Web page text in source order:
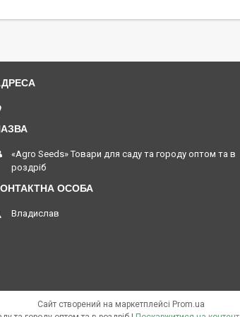
«Agro Seeds» Товари для саду та городу оптом та в
роздріб
Владислав
Сайт створений на маркетплейсі Prom.ua